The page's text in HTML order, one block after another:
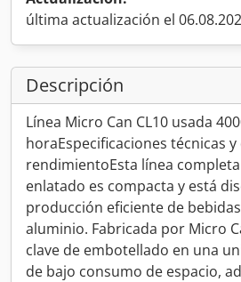
última actualización el
Descripción
Línea Micro Can CL10 usada
horaEspecificaciones técnicas
rendimientoEsta línea
enlatado es compacta y está
producción eficiente de
aluminio. Fabricada por Micro
clave de embotellado en una
de bajo consumo de espacio,